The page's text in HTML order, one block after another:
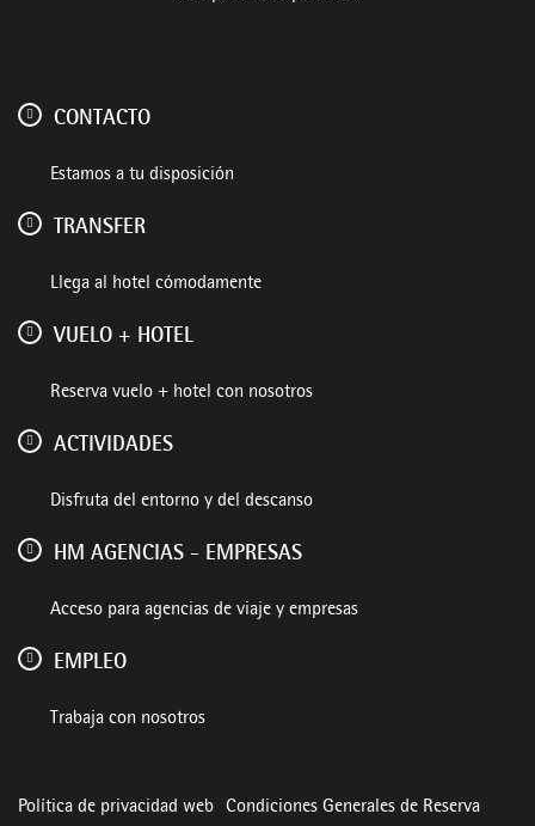
CONTACTO
Estamos a tu disposición
TRANSFER
Llega al hotel cómodamente
VUELO + HOTEL
Reserva vuelo + hotel con nosotros
ACTIVIDADES
Disfruta del entorno y del descanso
HM AGENCIAS - EMPRESAS
Acceso para agencias de viaje y empresas
EMPLEO
Trabaja con nosotros
Política de privacidad web Condiciones Generales de Reserva